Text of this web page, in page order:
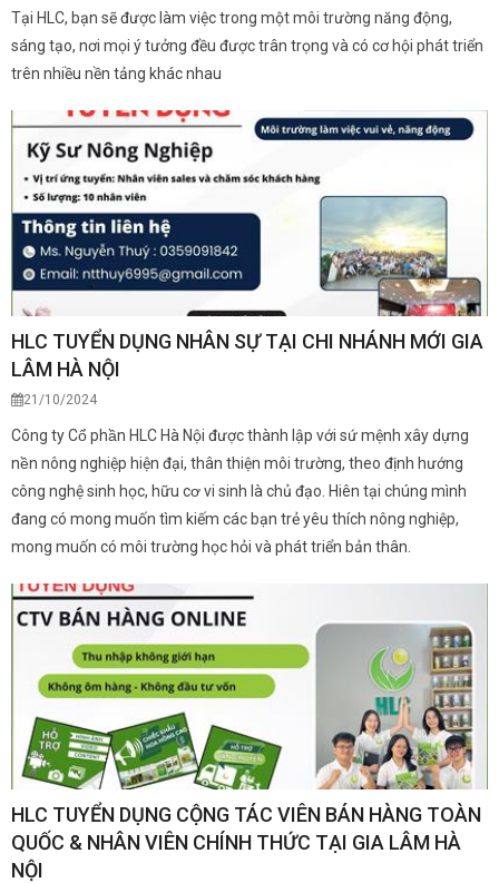
Tại HLC, bạn sẽ được làm việc trong một môi trường năng động,
sáng tạo, nơi mọi ý tưởng đều được trân trọng và có cơ hội phát triển
trên nhiều nền tảng khác nhau
HLC TUYỂN DỤNG NHÂN SỰ TẠI CHI NHÁNH MỚI GIA
LÂM HÀ NỘI
21/10/2024
Công ty Cổ phần HLC Hà Nội được thành lập với sứ mệnh xây dựng
nền nông nghiệp hiện đại, thân thiện môi trường, theo định hướng
công nghệ sinh học, hữu cơ vi sinh là chủ đạo. Hiên tại chúng mình
đang có mong muốn tìm kiếm các bạn trẻ yêu thích nông nghiệp,
mong muốn có môi trường học hỏi và phát triển bản thân.
HLC TUYỂN DỤNG CỘNG TÁC VIÊN BÁN HÀNG TOÀN
QUỐC & NHÂN VIÊN CHÍNH THỨC TẠI GIA LÂM HÀ
NỘI